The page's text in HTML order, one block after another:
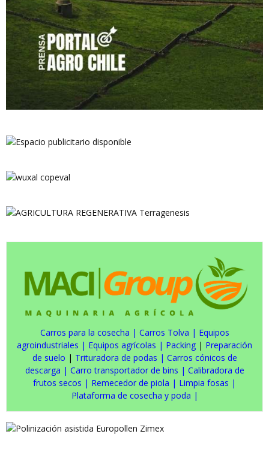
Carros para la cosecha | Carros Tolva | Equipos
agroindustriales | Equipos agrícolas | Packing | Preparación
de suelo | Trituradora de podas | Carros cónicos de
descarga | Carro transportador de bins | Calibradora de
frutos secos | Remecedor de piola | Limpia fosas |
Plataforma de cosecha y poda |